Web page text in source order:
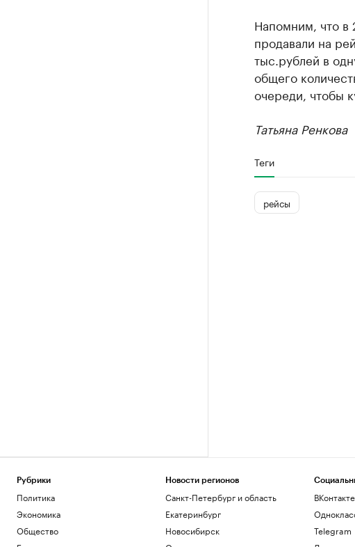
Напомним, что в
продавали на
тыс.рублей в
общего
очереди, чтобы
Татьяна Ренкова
Теги
рейсы
Рубрики
Политика
Экономика
Общество
Новости регионов
Санкт-Петербург и область
Екатеринбург
Новосибирск
ВКонтакте
Telegram